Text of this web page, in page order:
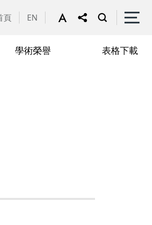
頁 EN
學術榮譽 表格下載